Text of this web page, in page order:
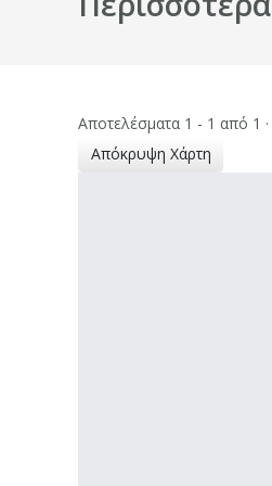
Αποτελέσματα 1 - 1 από 1 ·
Απόκρυψη Χάρτη